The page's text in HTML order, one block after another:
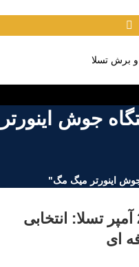
جوش اينورتر
اينورتر ميگ مگ"
دستگاه جوش میگ/مگ 250 آمپر تسلا: انتخابی
ای